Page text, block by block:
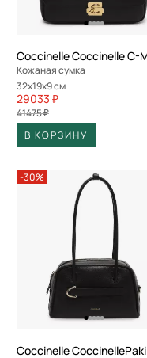
Кожаная сумка
32x19x9 см
29033 ₽
41475 ₽
В КОРЗИНУ
-30%
Coccinelle CoccinellePaki